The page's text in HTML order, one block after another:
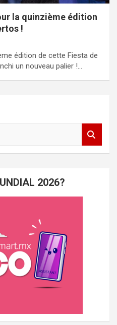
la quinzième édition
!
édition de cette Fiesta de
un nouveau palier !…
2026?